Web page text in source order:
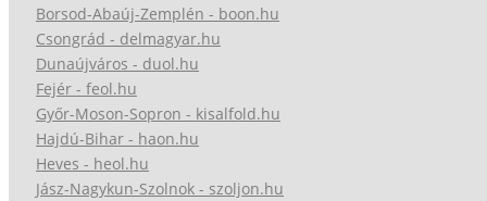
Borsod-Abaúj-Zemplén - boon.hu
Csongrád - delmagyar.hu
Dunaújváros - duol.hu
Fejér - feol.hu
Győr-Moson-Sopron - kisalfold.hu
Hajdú-Bihar - haon.hu
Heves - heol.hu
Jász-Nagykun-Szolnok - szoljon.hu